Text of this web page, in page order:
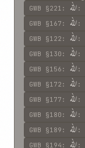
GWB §221 : الله :
GWB §167 : الله :
GWB §122 : الله :
GWB §130 : الله :
GWB §156 : الله :
GWB §172 : الله :
GWB §177 : الله :
GWB §180 : الله :
GWB §189 : الله :
GWB §194 : :